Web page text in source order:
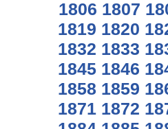
1806 1807
1819 1820
1832 1833
1845 1846
1858 1859
1871 1872